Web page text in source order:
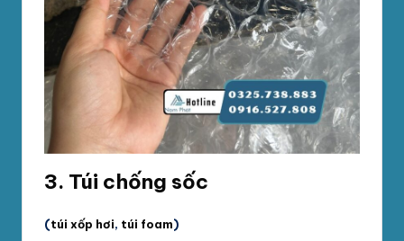
3. Túi chống sốc
(túi xốp hơi, túi foam)